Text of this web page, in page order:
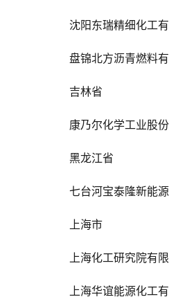
沈阳东瑞精细化工
盘锦北方沥青燃料
吉林省
康乃尔化学工业股
黑龙江省
七台河宝泰隆新能
上海市
上海化工研究院有
上海华谊能源化工